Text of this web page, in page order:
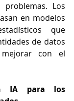
Los
en modelos
que
de datos
con el
IA para los